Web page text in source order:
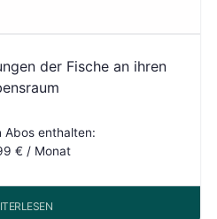
der Fische an ihren
Abos enthalten:
€ / Monat